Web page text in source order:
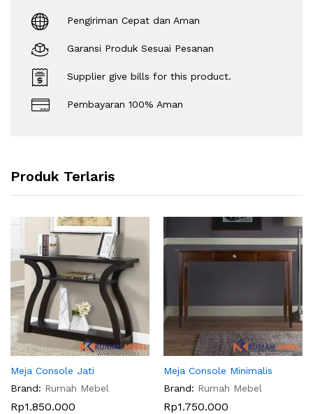
Pengiriman Cepat dan Aman
Garansi Produk Sesuai Pesanan
Supplier give bills for this product.
Pembayaran 100% Aman
Produk Terlaris
Meja Console Jati
Brand: Rumah Mebel
Rp1.850.000
Meja Console Minimalis
Brand: Rumah Mebel
Rp1.750.000